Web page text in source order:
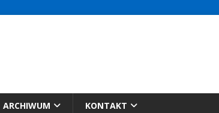
ARCHIWUM KONTAKT